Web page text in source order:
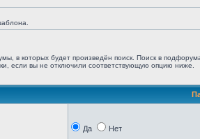
в которых будет произведён поиск. Поиск в
если вы не отключили соответствующую опцию ниже.
Да Нет